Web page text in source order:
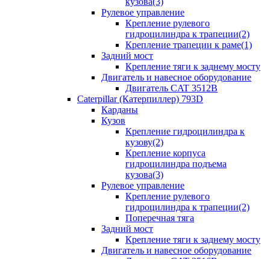
Рулевое управление
Крепление рулевого
гидроцилиндра к трапеции(2)
Крепление трапеции к раме(1)
Задний мост
Крепление тяги к заднему мосту
Двигатель и навесное оборудование
Двигатель CAT 3512B
Caterpillar (Катерпиллер) 793D
Карданы
Кузов
Крепление гидроцилиндра к
кузову(2)
Крепление корпуса
гидроцилиндра подъема
кузова(3)
Рулевое управление
Крепление рулевого
гидроцилиндра к трапеции(2)
Поперечная тяга
Задний мост
Крепление тяги к заднему мосту
Двигатель и навесное оборудование